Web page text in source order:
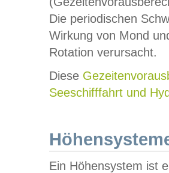
Die periodischen
Wirkung von Mond
Rotation verursacht.
Diese
Seeschifffahrt und
Ein Höhensystem ist